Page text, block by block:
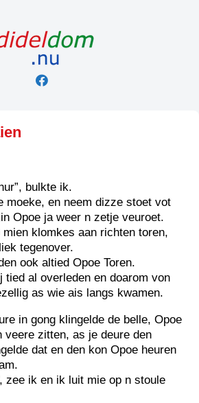
bulkte ik.
moeke, en neem dizze stoet vot
Opoe ja weer n zetje veuroet.
klomkes aan richten toren,
tegenover.
ook altied Opoe Toren.
tied al overleden en doarom von
as wie ais langs kwamen.
in gong klingelde de belle, Opoe
veere zitten, as je deure den
dat en den kon Opoe heuren
zee ik en ik luit mie op n stoule